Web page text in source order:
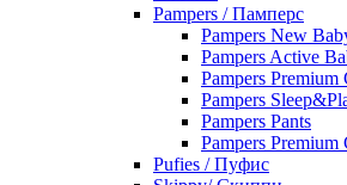
Pampers / Памперс
Pampers New
Pampers Active
Pampers Premium
Pampers
Pampers Pants
Pampers Premium
Pufies / Пуфис